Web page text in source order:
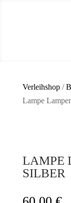
Verleihshop/
Lampe
LAMPE
SILBER